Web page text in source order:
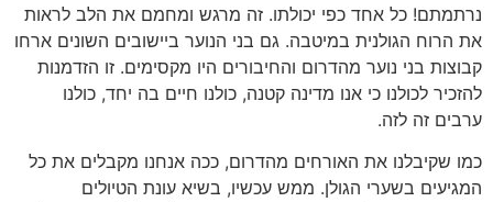
נרתמתם! כל אחד כפי יכולתו. זה מרגש ומחמם את הלב לראות
את הרוח הגולנית במיטבה. גם בני הנוער ביישובים השונים ארחו
קבוצות בני נוער מהדרום והחיבורים היו מקסימים. זו הזדמנות
להזכיר לכולנו כי אנו מדינה קטנה, כולנו חיים בה יחד, כולנו
ערבים זה לזה.
כמו שקיבלנו את האורחים מהדרום, ככה אנחנו מקבלים את כל
המגיעים בשערי הגולן. ממש עכשיו, בשיא עונת הטיולים